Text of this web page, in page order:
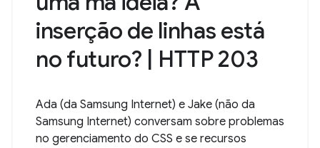
inserção de linhas está
no futuro? | HTTP 203
Ada (da Samsung Internet) e Jake (não da
Samsung Internet) conversam sobre problemas
no gerenciamento do CSS e se recursos